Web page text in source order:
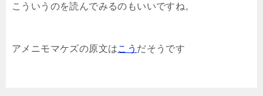
こういうのを読んでみるのもいいですね。
アメニモマケズの原文はこう だそうです